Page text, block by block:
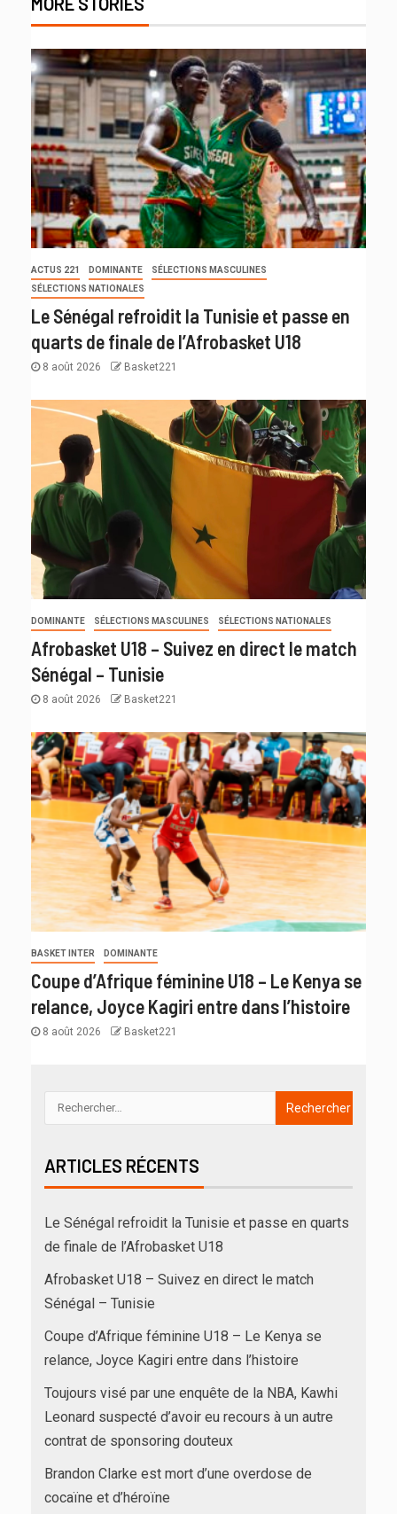
ACTUS 221 DOMINANTE
SÉLECTIONS MASCULINES
SÉLECTIONS NATIONALES
Le Sénégal refroidit la Tunisie et passe en
quarts de finale de l’Afrobasket U18
8 août 2026 Basket221
DOMINANTE SÉLECTIONS MASCULINES SÉLECTIONS NATIONALES
Afrobasket U18 – Suivez en direct le match
Sénégal – Tunisie
8 août 2026 Basket221
BASKET INTER DOMINANTE
Coupe d’Afrique féminine U18 – Le Kenya se
relance, Joyce Kagiri entre dans l’histoire
8 août 2026 Basket221
ARTICLES RÉCENTS
Le Sénégal refroidit la Tunisie et passe en quarts
de finale de l’Afrobasket U18
Afrobasket U18 – Suivez en direct le match
Sénégal – Tunisie
Coupe d’Afrique féminine U18 – Le Kenya se
relance, Joyce Kagiri entre dans l’histoire
Toujours visé par une enquête de la NBA, Kawhi
Leonard suspecté d’avoir eu recours à un autre
contrat de sponsoring douteux
Brandon Clarke est mort d’une overdose de
cocaïne et d’héroïne